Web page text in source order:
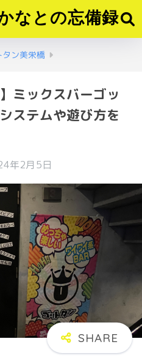
なとの忘備録
タン美栄橋
ミックスバーゴッ
ステムや遊び方を
年2月5日